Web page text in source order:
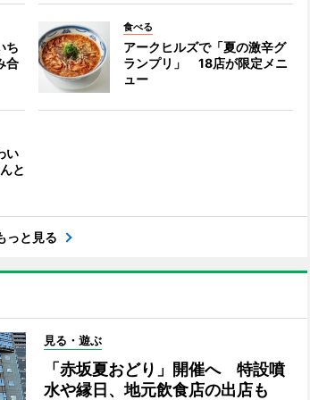
ち
合
食べる
アークヒルズで「夏の激辛グ
ランプリ」 18店が限定メニ
ュー
い
と
っと見る
見る・遊ぶ
「赤坂夏おどり」開催へ 特設噴
水や縁日、地元飲食店の出店も